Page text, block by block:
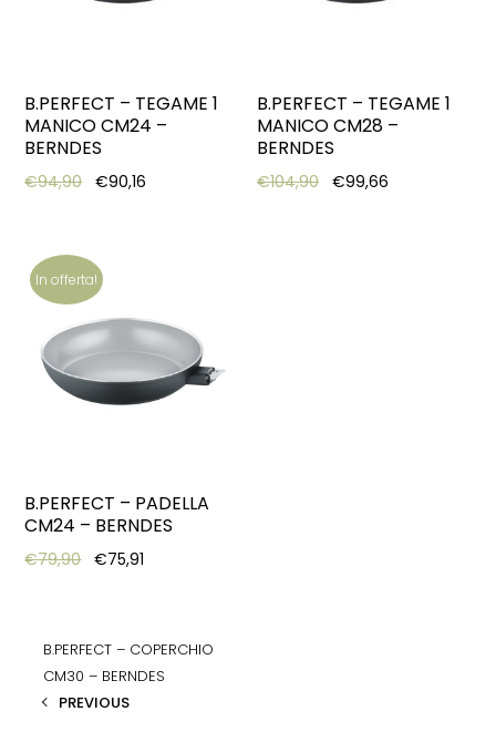
B.PERFECT – TEGAME 1
MANICO CM24 –
BERNDES
€94,90 Original price was: €94,90.
€90,16 Current price is: €90,16.
B.PERFECT – TEGAME 1
MANICO CM28 –
BERNDES
€104,90 Original price was:
€99,66
In offerta!
B.PERFECT – PADELLA
CM24 – BERNDES
€79,90 Original price was: €79,90.
€75,91
B.PERFECT – COPERCHIO
CM30 – BERNDES
PREVIOUS